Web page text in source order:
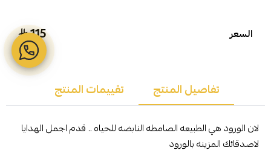
السعر 115
تفاصيل المنتج تقييمات المنتج
لان الورود هي الطبيعه الصامطه النابضه للحياه .. قدم اجمل الهدايا
لاصدقائك المزينه بالورود